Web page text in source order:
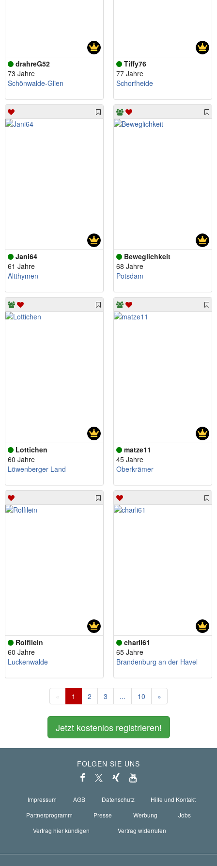
drahreG52
73 Jahre
Schönwalde-Glien
Tiffy76
77 Jahre
Schorfheide
Jani64
61 Jahre
Altthymen
Beweglichkeit
68 Jahre
Potsdam
Lottichen
60 Jahre
Löwenberger Land
matze11
45 Jahre
Oberkrämer
Rolfilein
60 Jahre
Luckenwalde
charli61
65 Jahre
Brandenburg an der Havel
« 1 2 3 ... 10 »
Jetzt kostenlos registrieren!
FOLGEN SIE UNS
Impressum AGB Datenschutz
Hilfe und Kontakt
Partnerprogramm
Presse Werbung
Jobs
Vertrag hier kündigen
Vertrag widerrufen